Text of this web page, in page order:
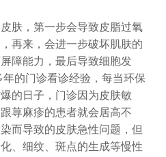
肤，第一步会导致皮脂过氧
再来，会进一步破坏肌肤的
障能力，最后导致细胞发
的门诊看诊经验，每当环保
的日子，门诊因为皮肤敏
荨麻疹的患者就会居高不
而导致的皮肤急性问题，但
、细纹、斑点的生成等慢性